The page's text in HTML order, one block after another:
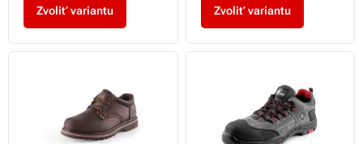
Zvoliť variantu Zvoliť variantu